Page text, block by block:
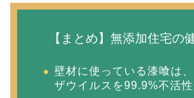
【まとめ】無添加住宅の
壁材に使っている漆喰は
ザウイルスを99.9%不活